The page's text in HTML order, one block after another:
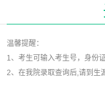
温馨提醒：
1、考生可输入考生号，身份
2、在我院录取查询后,请到生